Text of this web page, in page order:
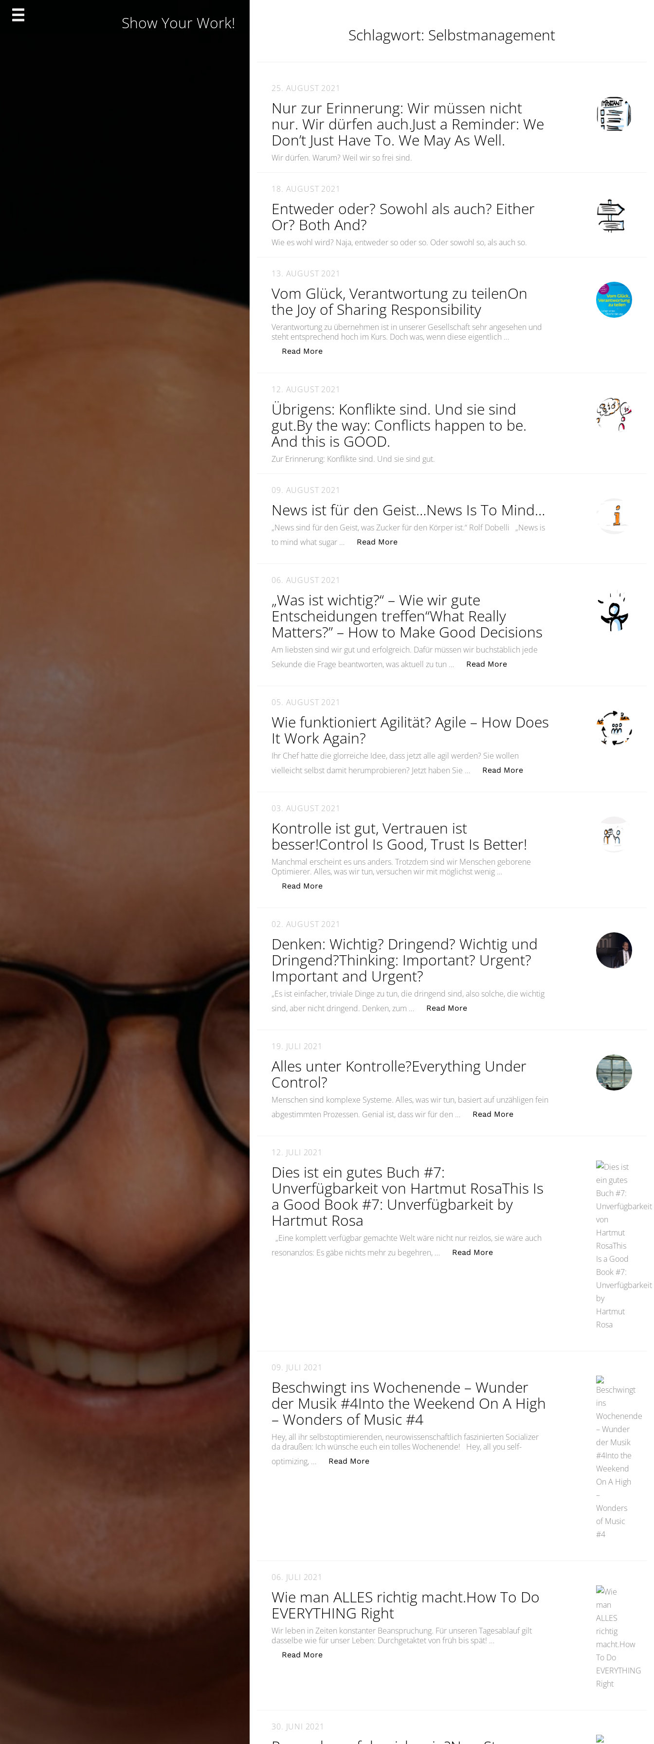
Skip
Show Your Work!
Schlagwort: Selbstmanagement
25. AUGUST 2021
Nur zur Erinnerung: Wir müssen nicht
nur. Wir dürfen auch.Just a Reminder: We
Don’t Just Have To. We May As Well.
Wir dürfen. Warum? Weil wir so frei sind.
18. AUGUST 2021
Entweder oder? Sowohl als auch? Either
Or? Both And?
Wie es wohl wird? Naja, entweder so oder so. Oder sowohl so, als auch so.
13. AUGUST 2021
Vom Glück, Verantwortung zu teilenOn
the Joy of Sharing Responsibility
Verantwortung zu übernehmen ist in unserer Gesellschaft sehr angesehen und
steht entsprechend hoch im Kurs. Doch was, wenn diese eigentlich …
Read More„Vom Glück, Verantwortung zu teilenOn the Joy of Sharing Responsibility“
12. AUGUST 2021
Übrigens: Konflikte sind. Und sie sind
gut.By the way: Conflicts happen to be.
And this is GOOD.
Zur Erinnerung: Konflikte sind. Und sie sind gut.
09. AUGUST 2021
News ist für den Geist…News Is To Mind…
„News sind für den Geist, was Zucker für den Körper ist.“ Rolf Dobelli „News is
to mind what sugar …
Read More„News ist für den Geist…News Is To Mind…“
06. AUGUST 2021
„Was ist wichtig?“ – Wie wir gute
Entscheidungen treffen“What Really
Matters?” – How to Make Good Decisions
Am liebsten sind wir gut und erfolgreich. Dafür müssen wir buchstäblich jede
Sekunde die Frage beantworten, was aktuell zu tun …
Read More„„Was ist wichtig?“ – Wie wir gute
05. AUGUST 2021
Wie funktioniert Agilität? Agile – How Does
It Work Again?
Ihr Chef hatte die glorreiche Idee, dass jetzt alle agil werden? Sie wollen
vielleicht selbst damit herumprobieren? Jetzt haben Sie …
Read More„Wie funktioniert Agilität? Agile –
03. AUGUST 2021
Kontrolle ist gut, Vertrauen ist
besser!Control Is Good, Trust Is Better!
Manchmal erscheint es uns anders. Trotzdem sind wir Menschen geborene
Optimierer. Alles, was wir tun, versuchen wir mit möglichst wenig …
Read More„Kontrolle ist gut, Vertrauen ist besser!Control Is Good, Trust Is Better!“
02. AUGUST 2021
Denken: Wichtig? Dringend? Wichtig und
Dringend?Thinking: Important? Urgent?
Important and Urgent?
„Es ist einfacher, triviale Dinge zu tun, die dringend sind, also solche, die wichtig
sind, aber nicht dringend. Denken, zum …
Read More„Denken: Wichtig? Dringend? Wichtig und
19. JULI 2021
Alles unter Kontrolle?Everything Under
Control?
Menschen sind komplexe Systeme. Alles, was wir tun, basiert auf unzähligen fein
abgestimmten Prozessen. Genial ist, dass wir für den …
Read More„Alles unter Kontrolle?Everything
12. JULI 2021
Dies ist ein gutes Buch #7:
Unverfügbarkeit von Hartmut RosaThis Is
a Good Book #7: Unverfügbarkeit by
Hartmut Rosa
„Eine komplett verfügbar gemachte Welt wäre nicht nur reizlos, sie wäre auch
resonanzlos: Es gäbe nichts mehr zu begehren, …
Read More„Dies ist ein gutes Buch #7:
09. JULI 2021
Beschwingt ins Wochenende – Wunder
der Musik #4Into the Weekend On A High
– Wonders of Music #4
Hey, all ihr selbstoptimierenden, neurowissenschaftlich faszinierten Socializer
da draußen: Ich wünsche euch ein tolles Wochenende! Hey, all you self-
optimizing, …
Read More„Beschwingt ins Wochenende – Wunder der Musik #4Into the Weekend
06. JULI 2021
Wie man ALLES richtig macht.How To Do
EVERYTHING Right
Wir leben in Zeiten konstanter Beanspruchung. Für unseren Tagesablauf gilt
dasselbe wie für unser Leben: Durchgetaktet von früh bis spät! …
Read More„Wie man ALLES richtig macht.How To Do EVERYTHING Right“
30. JUNI 2021